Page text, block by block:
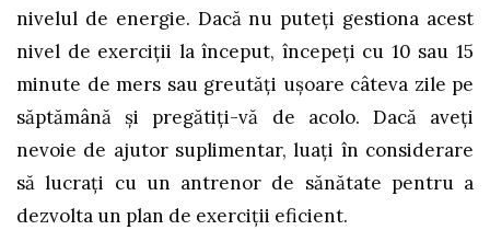
nivelul de energie. Dacă nu puteți gestiona acest
nivel de exerciții la început, începeți cu 10 sau 15
minute de mers sau greutăți ușoare câteva zile pe
săptămână și pregătiți-vă de acolo. Dacă aveți
nevoie de ajutor suplimentar, luați în considerare
să lucrați cu un antrenor de sănătate pentru a
dezvolta un plan de exerciții eficient.